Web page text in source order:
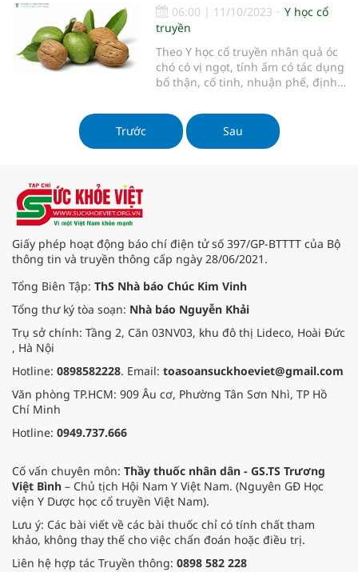
06:00 | 11/10/2023
Y học cổ
truyền
Theo Y học cổ truyền nhân quả óc
chó có vị ngọt, tính ấm có tác dụng
bổ thận, cố tinh, nhuận phế, định
suyễn, eo lưng đau, chân yếu,
dương nuy, di tinh, đại tiện táo, bí
tiểu luôn.
Trước Sau
Giấy phép hoạt động báo chí điện tử số 397/GP-BTTTT của Bộ
thông tin và truyền thông cấp ngày 28/06/2021.
Tổng Biên Tập: ThS Nhà báo Chúc Kim Vinh
Tổng thư ký tòa soạn: Nhà báo Nguyễn Khải
Trụ sở chính: Tầng 2, Căn 03NV03, khu đô thị Lideco, Hoài Đức
, Hà Nội
Hotline: 0898582228. Email: toasoansuckhoeviet@gmail.com
Văn phòng TP.HCM: 909 Âu cơ, Phường Tân Sơn Nhì, TP Hồ
Chí Minh
Hotline: 0949.737.666
Cố vấn chuyên môn: Thầy thuốc nhân dân - GS.TS Trương
Việt Bình – Chủ tịch Hội Nam Y Việt Nam. (Nguyên GĐ Học
viện Y Dược học cổ truyền Việt Nam).
Lưu ý: Các bài viết về các bài thuốc chỉ có tính chất tham
khảo, không thay thế cho việc chẩn đoán hoặc điều trị.
Liên hệ hợp tác Truyền thông: 0898 582 228